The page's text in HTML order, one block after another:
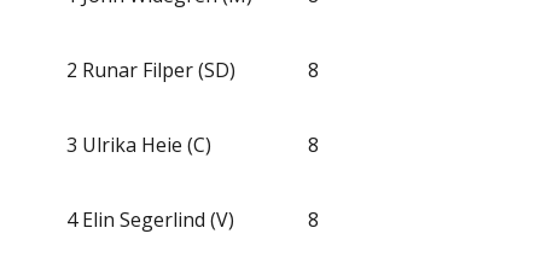
2 Runar Filper (SD) 8
3 Ulrika Heie (C) 8
4 Elin Segerlind (V) 8